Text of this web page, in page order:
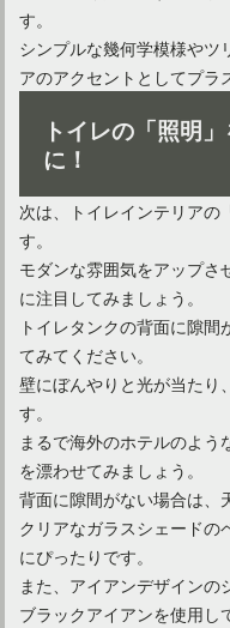
す。
シンプルな幾何学模様やツ
アのアクセントとしてプラ
トイレの「照明
に！
次は、トイレインテリアの
す。
モダンな雰囲気をアップさ
に注目してみましょう。
トイレタンクの背面に隙
てみてください。
壁にぼんやりと光が当たり
す。
まるで海外のホテルのよう
を漂わせてみましょう。
背面に隙間がない場合は、
クリアなガラスシェードの
にぴったりです。
また、アイアンデザインの
ブラックアイアンを使用し